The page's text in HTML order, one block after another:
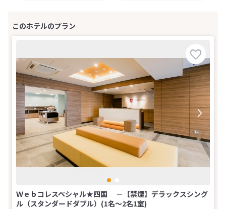
Ｗｅｂコレスペシャル★四国 －【禁煙】デラックスシング
ル（スタンダードダブル）(1名～2名1室)